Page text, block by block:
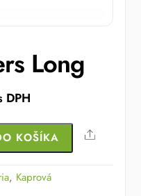
Long
DPH
KOŠÍKA Share
, Kaprová